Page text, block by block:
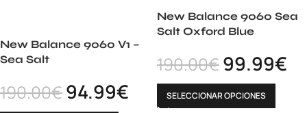
New Balance 9060 V1 –
Sea Salt
190.00€94.99€
New Balance 9060 Sea
Salt Oxford Blue
190.00€99.99€
SELECCIONAR OPCIONES